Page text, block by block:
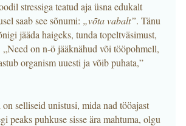
stressiga teatud aja üsna edukalt
saab see sõnumi: „võta vabalt”. Tänu
jääda haigeks, tunda topeltväsimust,
on n-ö jääknähud või tööpohmell,
organism uuesti ja võib puhata,”
on selliseid unistusi, mida nad tööajast
peaks puhkuse sisse ära mahtuma, olgu